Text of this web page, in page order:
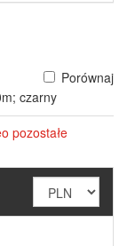
Porównaj
czarny
pozostałe